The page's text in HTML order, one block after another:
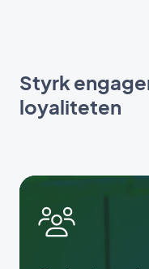
Styrk
loyaliteten